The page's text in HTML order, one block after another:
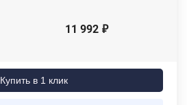
11 992 ₽
Купить в 1 клик